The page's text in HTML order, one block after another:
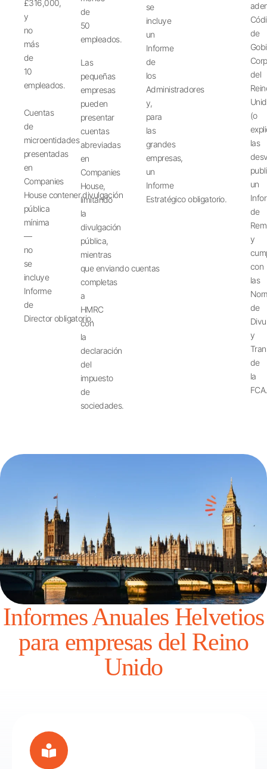
£316,000,
y
no
más
de
10
empleados.
Cuentas
de
microentidades
presentadas
en
Companies
Housecontenerdivulgación
pública
mínima
—
no
se
incluye
Informe
de
Directorobligatorio.
de
50
empleados.
Las
pequeñas
empresas
pueden
presentar
cuentas
abreviadas
en
Companies
House,
limitando
la
divulgación
pública,
mientras
queenviandocuentas
completas
a
HMRC
con
la
declaración
del
impuesto
de
sociedades.
se
incluye
un
Informe
de
los
Administradores
y,
para
las
grandes
empresas,
un
Informe
Estratégicoobligatorio.
de
del
(o
las
un
de
y
con
las
de
y
de
la
FCA.
Informes Anuales Helvetios
para empresas del Reino
Unido